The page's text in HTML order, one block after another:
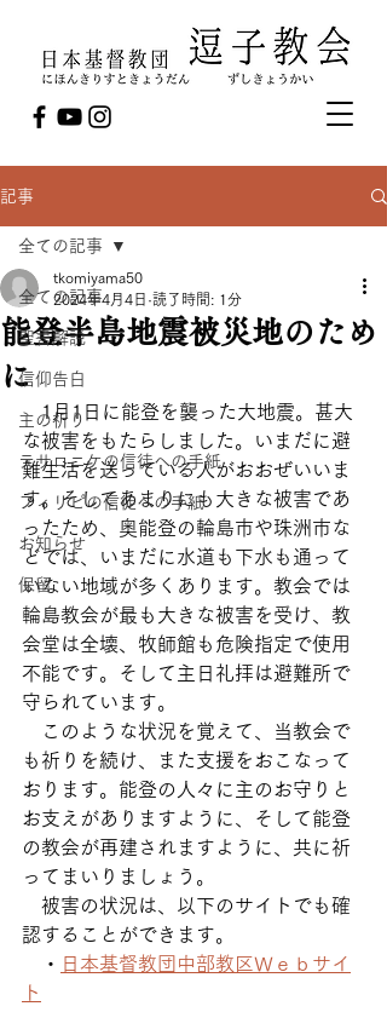
記事
全ての記事
聖書解説
信仰告白
主の祈り
テサロニケの信徒への手紙
フィリピの信徒への手紙
お知らせ
保留
全ての記事
能登半島地震被災地のため
に
tkomiyama50
2024年4月4日 読了時間: 1分
1月1日に能登を襲った大地震。甚大
な被害をもたらしました。いまだに避
難生活を送っている人がおおぜいいま
す。そしてあまりにも大きな被害であ
ったため、奥能登の輪島市や珠洲市な
どでは、いまだに水道も下水も通って
いない地域が多くあります。教会では
輪島教会が最も大きな被害を受け、教
会堂は全壊、牧師館も危険指定で使用
不能です。そして主日礼拝は避難所で
守られています。
このような状況を覚えて、当教会で
も祈りを続け、また支援をおこなって
おります。能登の人々に主のお守りと
お支えがありますように、そして能登
の教会が再建されますように、共に祈
ってまいりましょう。
被害の状況は、以下のサイトでも確
認することができます。
・
日本基督教団中部教区Ｗｅｂサイ
ト